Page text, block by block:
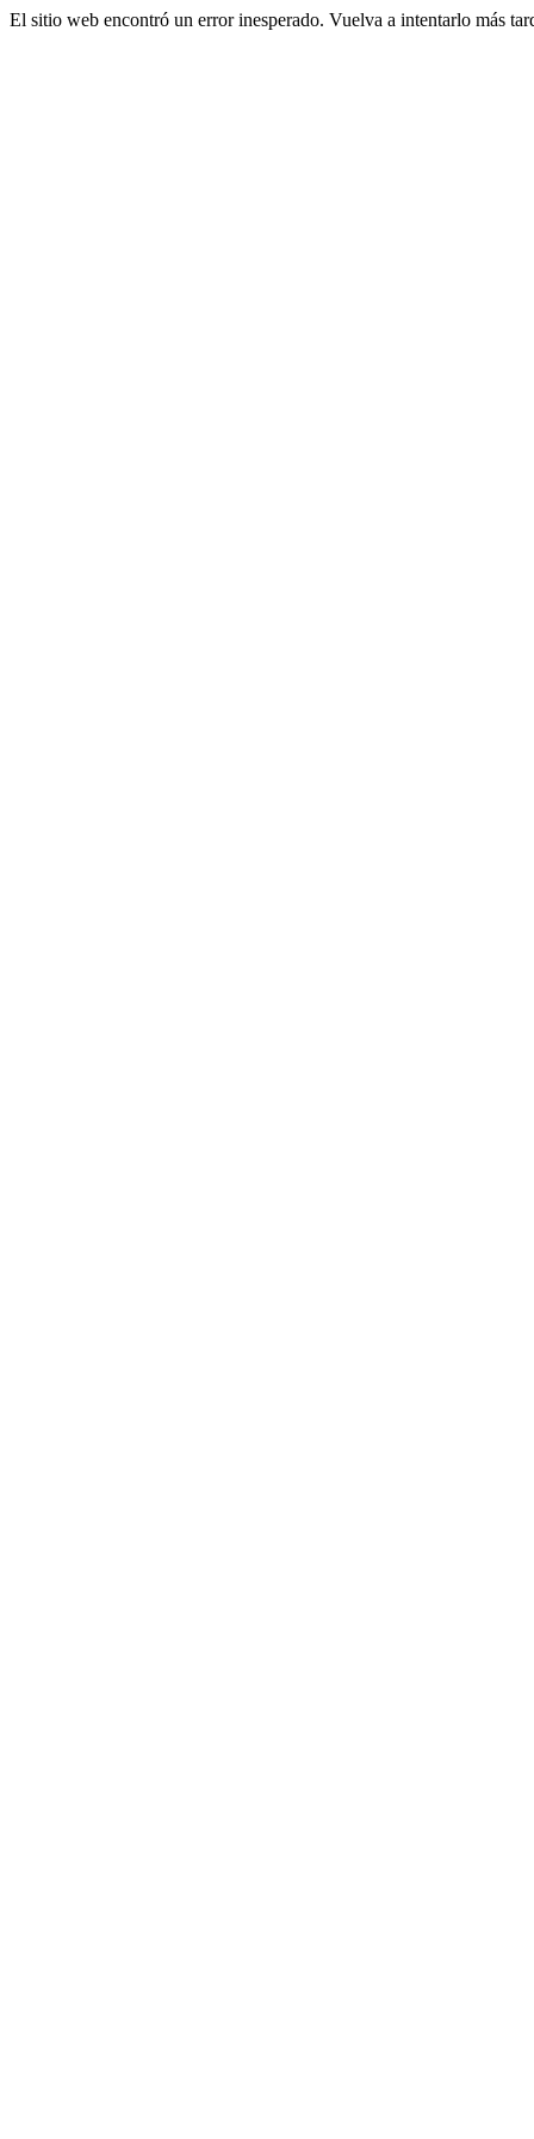
El sitio web encontró un error inesperado. Vuelva a intentarlo más